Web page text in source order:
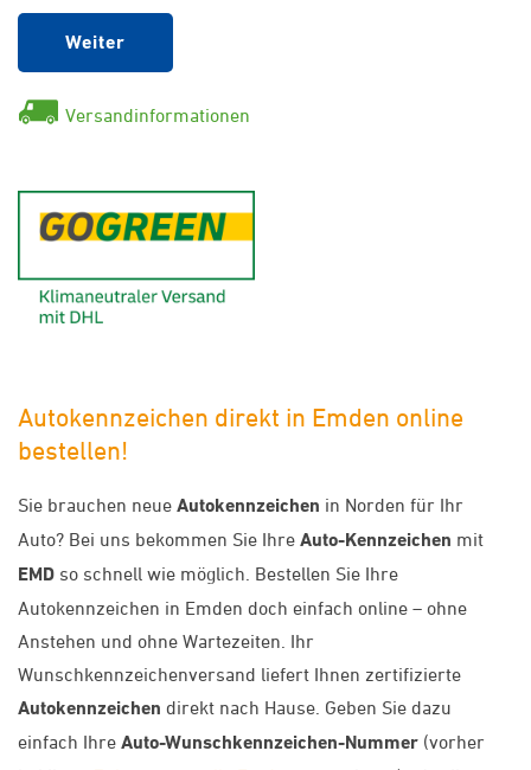
Weiter
Versandinformationen
Autokennzeichen direkt in Emden online
bestellen!
Sie brauchen neue Autokennzeichen in Norden für Ihr
Auto? Bei uns bekommen Sie Ihre Auto-Kennzeichen mit
EMD so schnell wie möglich. Bestellen Sie Ihre
Autokennzeichen in Emden doch einfach online – ohne
Anstehen und ohne Wartezeiten. Ihr
Wunschkennzeichenversand liefert Ihnen zertifizierte
Autokennzeichen direkt nach Hause. Geben Sie dazu
einfach Ihre Auto-Wunschkennzeichen-Nummer (vorher